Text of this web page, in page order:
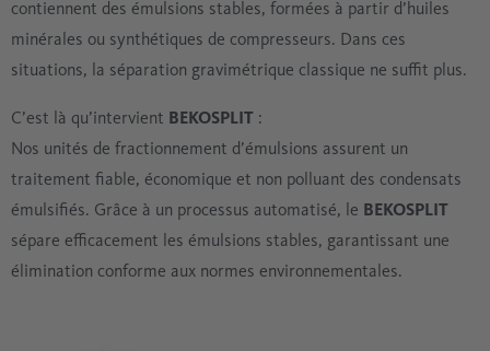
contiennent des émulsions stables, formées à partir d’huiles
minérales ou synthétiques de compresseurs. Dans ces
situations, la séparation gravimétrique classique ne suffit plus.
C’est là qu’intervient BEKOSPLIT :
Nos unités de fractionnement d’émulsions assurent un
traitement fiable, économique et non polluant des condensats
émulsifiés. Grâce à un processus automatisé, le BEKOSPLIT
sépare efficacement les émulsions stables, garantissant une
élimination conforme aux normes environnementales.